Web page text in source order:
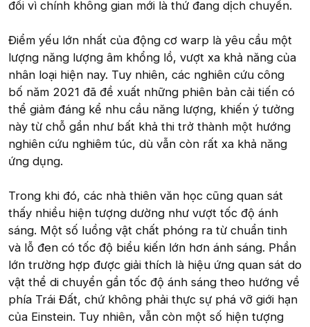
đối vì chính không gian mới là thứ đang dịch chuyển.
Điểm yếu lớn nhất của động cơ warp là yêu cầu một
lượng năng lượng âm khổng lồ, vượt xa khả năng của
nhân loại hiện nay. Tuy nhiên, các nghiên cứu công
bố năm 2021 đã đề xuất những phiên bản cải tiến có
thể giảm đáng kể nhu cầu năng lượng, khiến ý tưởng
này từ chỗ gần như bất khả thi trở thành một hướng
nghiên cứu nghiêm túc, dù vẫn còn rất xa khả năng
ứng dụng.
Trong khi đó, các nhà thiên văn học cũng quan sát
thấy nhiều hiện tượng dường như vượt tốc độ ánh
sáng. Một số luồng vật chất phóng ra từ chuẩn tinh
và lỗ đen có tốc độ biểu kiến lớn hơn ánh sáng. Phần
lớn trường hợp được giải thích là hiệu ứng quan sát do
vật thể di chuyển gần tốc độ ánh sáng theo hướng về
phía Trái Đất, chứ không phải thực sự phá vỡ giới hạn
của Einstein. Tuy nhiên, vẫn còn một số hiện tượng